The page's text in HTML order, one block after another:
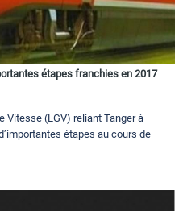
étapes franchies en 2017
Vitesse (LGV) reliant Tanger à
étapes au cours de